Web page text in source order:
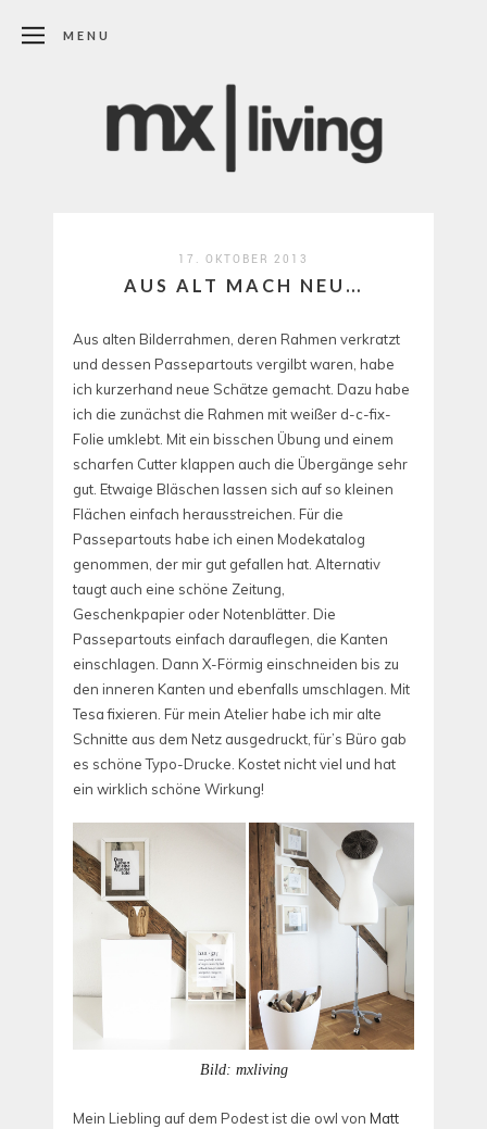
MENU
17. OKTOBER 2013
AUS ALT MACH NEU…
Aus alten Bilderrahmen, deren Rahmen verkratzt
und dessen Passepartouts vergilbt waren, habe
ich kurzerhand neue Schätze gemacht. Dazu habe
ich die zunächst die Rahmen mit weißer d-c-fix-
Folie umklebt. Mit ein bisschen Übung und einem
scharfen Cutter klappen auch die Übergänge sehr
gut. Etwaige Bläschen lassen sich auf so kleinen
Flächen einfach herausstreichen. Für die
Passepartouts habe ich einen Modekatalog
genommen, der mir gut gefallen hat. Alternativ
taugt auch eine schöne Zeitung,
Geschenkpapier oder Notenblätter. Die
Passepartouts einfach darauflegen, die Kanten
einschlagen. Dann X-Förmig einschneiden bis zu
den inneren Kanten und ebenfalls umschlagen. Mit
Tesa fixieren. Für mein Atelier habe ich mir alte
Schnitte aus dem Netz ausgedruckt, für’s Büro gab
es schöne Typo-Drucke. Kostet nicht viel und hat
ein wirklich schöne Wirkung!
Bild: mxliving
Mein Liebling auf dem Podest ist die owl von Matt